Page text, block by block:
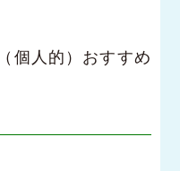
個人的）おすすめ